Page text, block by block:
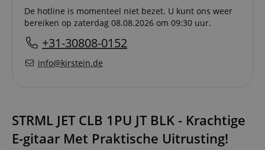
De hotline is momenteel niet bezet. U kunt ons weer
bereiken op zaterdag 08.08.2026 om 09:30 uur.
+31-30808-0152
info@kirstein.de
STRML JET CLB 1PU JT BLK - Krachtige
E-gitaar Met Praktische Uitrusting!